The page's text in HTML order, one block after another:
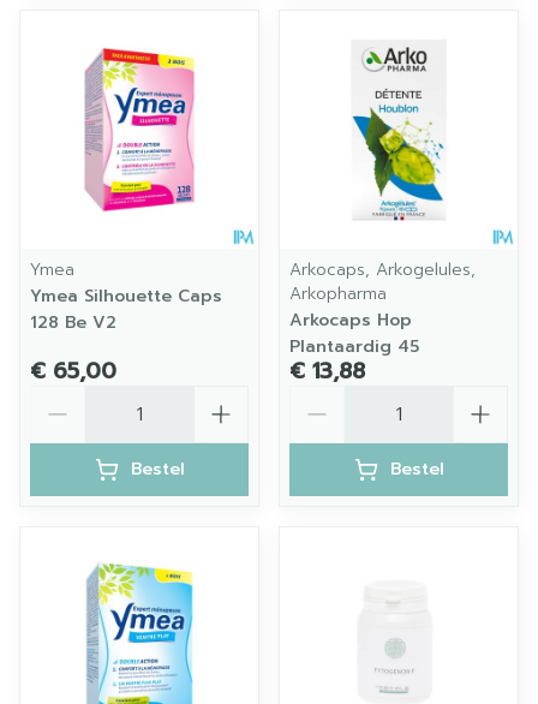
Ymea
Ymea Silhouette Caps
128 Be V2
€ 65,00
Bestel
Arkocaps, Arkogelules,
Arkopharma
Arkocaps Hop
Plantaardig 45
€ 13,88
Bestel